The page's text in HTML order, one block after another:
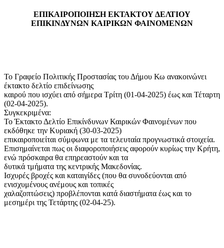
ΕΠΙΚΑΙΡΟΠΟΙΗΣΗ ΕΚΤΑΚΤΟΥ ΔΕΛΤΙΟΥ
ΕΠΙΚΙΝΔΥΝΩΝ ΚΑΙΡΙΚΩΝ ΦΑΙΝΟΜΕΝΩΝ
Το Γραφείο Πολιτικής Προστασίας του Δήμου Κω ανακοινώνει
έκτακτο δελτίο επιδείνωσης
καιρού που ισχύει από σήμερα Τρίτη (01-04-2025) έως και Τέταρτη
(02-04-2025).
Συγκεκριμένα:
Το Έκτακτο Δελτίο Επικίνδυνων Καιρικών Φαινομένων που
εκδόθηκε την Κυριακή (30-03-2025)
επικαιροποιείται σύμφωνα με τα τελευταία προγνωστικά στοιχεία.
Επισημαίνεται πως οι διαφοροποιήσεις αφορούν κυρίως την Κρήτη,
ενώ πρόσκαιρα θα επηρεαστούν και τα
δυτικά τμήματα της κεντρικής Μακεδονίας.
Ισχυρές βροχές και καταιγίδες (που θα συνοδεύονται από
ενισχυμένους ανέμους και τοπικές
χαλαζοπτώσεις) προβλέπονται κατά διαστήματα έως και το
μεσημέρι της Τετάρτης (02-04-25).